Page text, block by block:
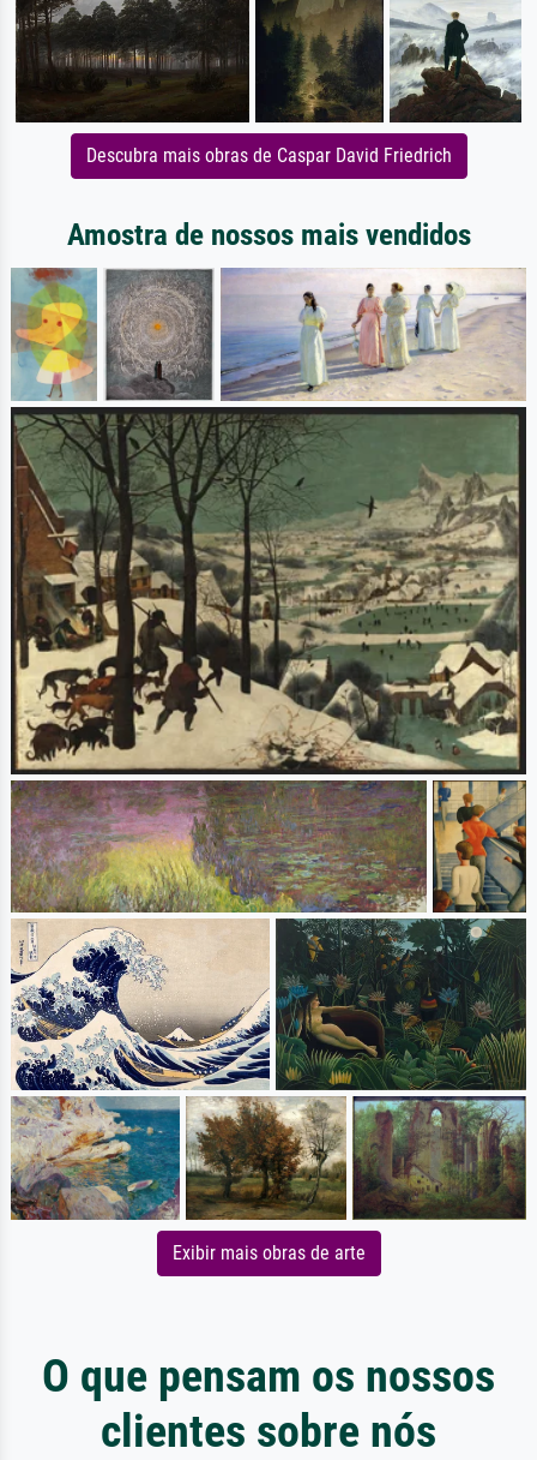
Descubra mais obras de Caspar David Friedrich
Amostra de nossos mais vendidos
Exibir mais obras de arte
O que pensam os nossos
clientes sobre nós